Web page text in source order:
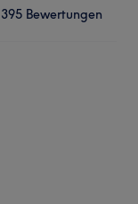
395 Bewertungen